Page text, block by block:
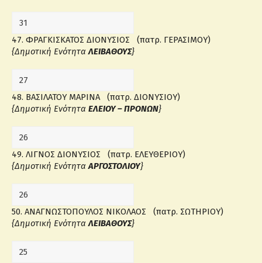
47. ΦΡΑΓΚΙΣΚΑΤΟΣ ΔΙΟΝΥΣΙΟΣ (πατρ. ΓΕΡΑΣΙΜΟΥ)
{Δημοτική ΕνότηταΛΕΙΒΑΘΟΥΣ}
48. ΒΑΣΙΛΑΤΟΥ ΜΑΡΙΝΑ (πατρ. ΔΙΟΝΥΣΙΟΥ)
{Δημοτική Ενότητα ΕΛΕΙΟΥ – ΠΡΟΝΩΝ}
49. ΛΙΓΝΟΣ ΔΙΟΝΥΣΙΟΣ (πατρ. ΕΛΕΥΘΕΡΙΟΥ)
{Δημοτική ΕνότηταΑΡΓΟΣΤΟΛΙΟΥ}
50. ΑΝΑΓΝΩΣΤΟΠΟΥΛΟΣ ΝΙΚΟΛΑΟΣ (πατρ. ΣΩΤΗΡΙΟΥ)
{Δημοτική ΕνότηταΛΕΙΒΑΘΟΥΣ}